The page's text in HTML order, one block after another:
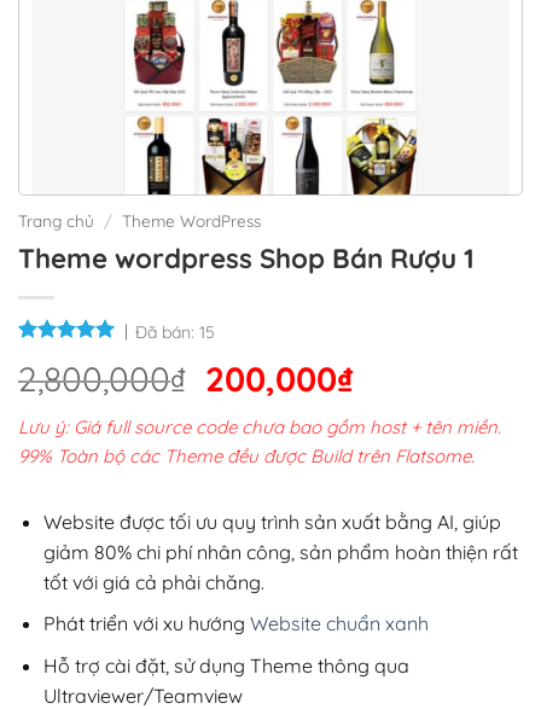
Trang chủ / Theme WordPress
Theme wordpress Shop Bán Rượu 1
Đã bán: 15
2,800,000₫ Giá
gốc
là:
2,800,000₫.
200,000₫Giá
hiện
tại
200,000₫.
Lưu ý: Giá full source code chưa bao gồm host + tên miền.
99% Toàn bộ các Theme đều được Build trên Flatsome.
Website được tối ưu quy trình sản xuất bằng AI, giúp
giảm 80% chi phí nhân công, sản phẩm hoàn thiện rất
tốt với giá cả phải chăng.
Phát triển với xu hướng Website chuẩn xanh
Hỗ trợ cài đặt, sử dụng Theme thông qua
Ultraviewer/Teamview